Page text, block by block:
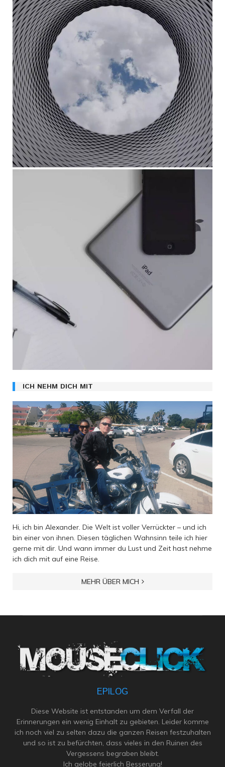
ICH NEHM DICH MIT
Hi, ich bin Alexander. Die Welt ist voller Verrückter – und ich
bin einer von ihnen. Diesen täglichen Wahnsinn teile ich hier
gerne mit dir. Und wann immer du Lust und Zeit hast nehme
ich dich mit auf eine Reise.
MEHR ÜBER MICH
EPILOG
Diese Website ist entstanden um dem Verfall der
Erinnerungen ein wenig Einhalt zu gebieten. Leider komme
ich noch viel zu selten dazu die ganzen Reisen festzuhalten
und so ist zu befürchten, dass vieles in den Ruinen des
Vergessens begraben bleibt.
Ich gelobe feierlich Besserung!